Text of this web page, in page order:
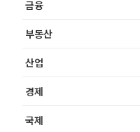
금융
부동산
산업
경제
국제